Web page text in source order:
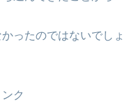
ったのではないでしょ
ク